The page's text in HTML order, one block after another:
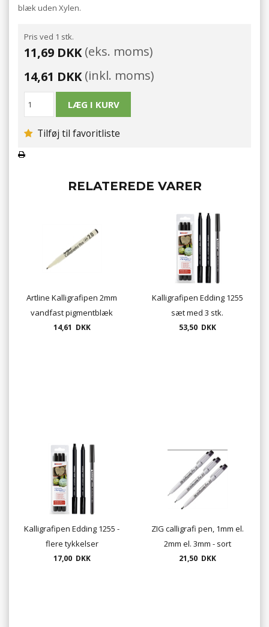
blæk uden Xylen.
Pris ved 1 stk.
11,69 DKK(eks. moms)
14,61 DKK(inkl. moms)
Tilføj til favoritliste
RELATEREDE VARER
Artline Kalligrafipen 2mm
vandfast pigmentblæk
14,61 DKK
Kalligrafipen Edding 1255
sæt med 3 stk.
53,50 DKK
Kalligrafipen Edding 1255 -
flere tykkelser
17,00 DKK
ZIG calligrafi pen, 1mm el.
2mm el. 3mm - sort
21,50 DKK